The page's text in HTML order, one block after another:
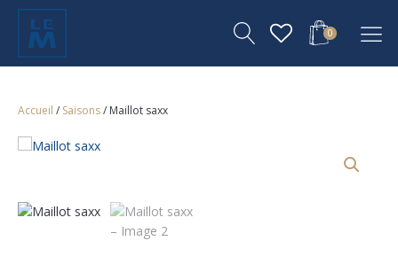
0
Accueil / Saisons/ Maillot saxx